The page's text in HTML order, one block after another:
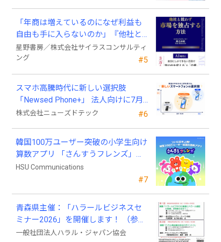
#5
「年商は増えているのになぜ利益も
自由も手に入らないのか」『他社と
競わず 市場を独占する方法』発売
星野書房／株式会社サイラスコンサルティ
ング
#6
スマホ高騰時代に新しい選択肢
「Newsed Phone+」 法人向けに7月
23日から販売開始
株式会社ニューズドテック
#7
韓国100万ユーザー突破の小学生向け
算数アプリ 「さんすうフレンズ」、
ついに日本上陸!
HSU Communications
青森県主催：「ハラールビジネスセ
ミナー2026」を開催します！ （参加
費無料）
一般社団法人ハラル・ジャパン協会